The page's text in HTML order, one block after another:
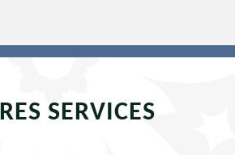
SERVICES